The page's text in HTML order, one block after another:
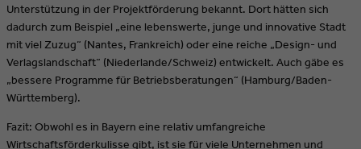
Unterstützung in der Projektförderung bekannt. Dort hätten sich
dadurch zum Beispiel „eine lebenswerte, junge und innovative Stadt
mit viel Zuzug“ (Nantes, Frankreich) oder eine reiche „Design- und
Verlagslandschaft“ (Niederlande/Schweiz) entwickelt. Auch gäbe es
„bessere Programme für Betriebsberatungen“ (Hamburg/Baden-
Württemberg).
Fazit: Obwohl es in Bayern eine relativ umfangreiche
Wirtschaftsförderkulisse gibt, ist sie für viele Unternehmen und